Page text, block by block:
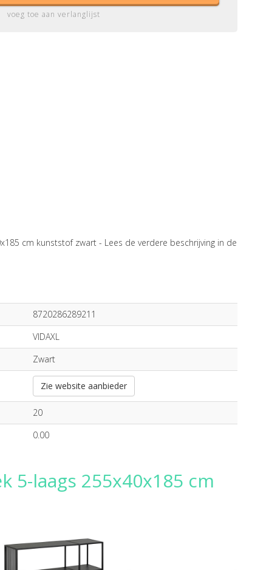
voeg toe aan verlanglijst
cm kunststof zwart - Lees de verdere beschrijving in de
8720286289211
VIDAXL
Zwart
Zie website aanbieder
20
0.00
laags 255x40x185 cm